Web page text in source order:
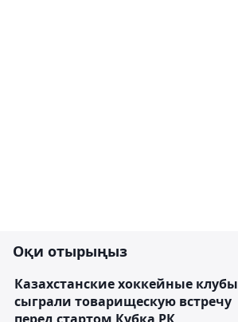
Оқи отырыңыз
Казахстанские хоккейные клубы
сыграли товарищескую встречу